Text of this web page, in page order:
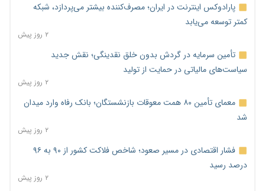
پارادوکس اینترنت در ایران؛ مصرف‌کننده بیشتر می‌پردازد، شبکه
کمتر توسعه می‌یابد
۲ روز پیش
تأمین سرمایه در گردش بدون خلق نقدینگی؛ نقش جدید
سیاست‌های مالیاتی در حمایت از تولید
۲ روز پیش
معمای تأمین ۸۰ همت معوقات بازنشستگان؛ بانک رفاه وارد میدان
شد
۲ روز پیش
فشار اقتصادی در مسیر صعود؛ شاخص فلاکت کشور از ۹۰ به ۹۶
درصد رسید
۲ روز پیش